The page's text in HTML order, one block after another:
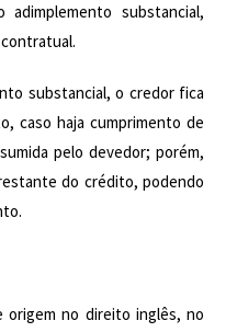
substancial,
substancial, o credor fica
caso haja cumprimento de
pelo devedor; porém,
do crédito, podendo
origem no direito inglês, no